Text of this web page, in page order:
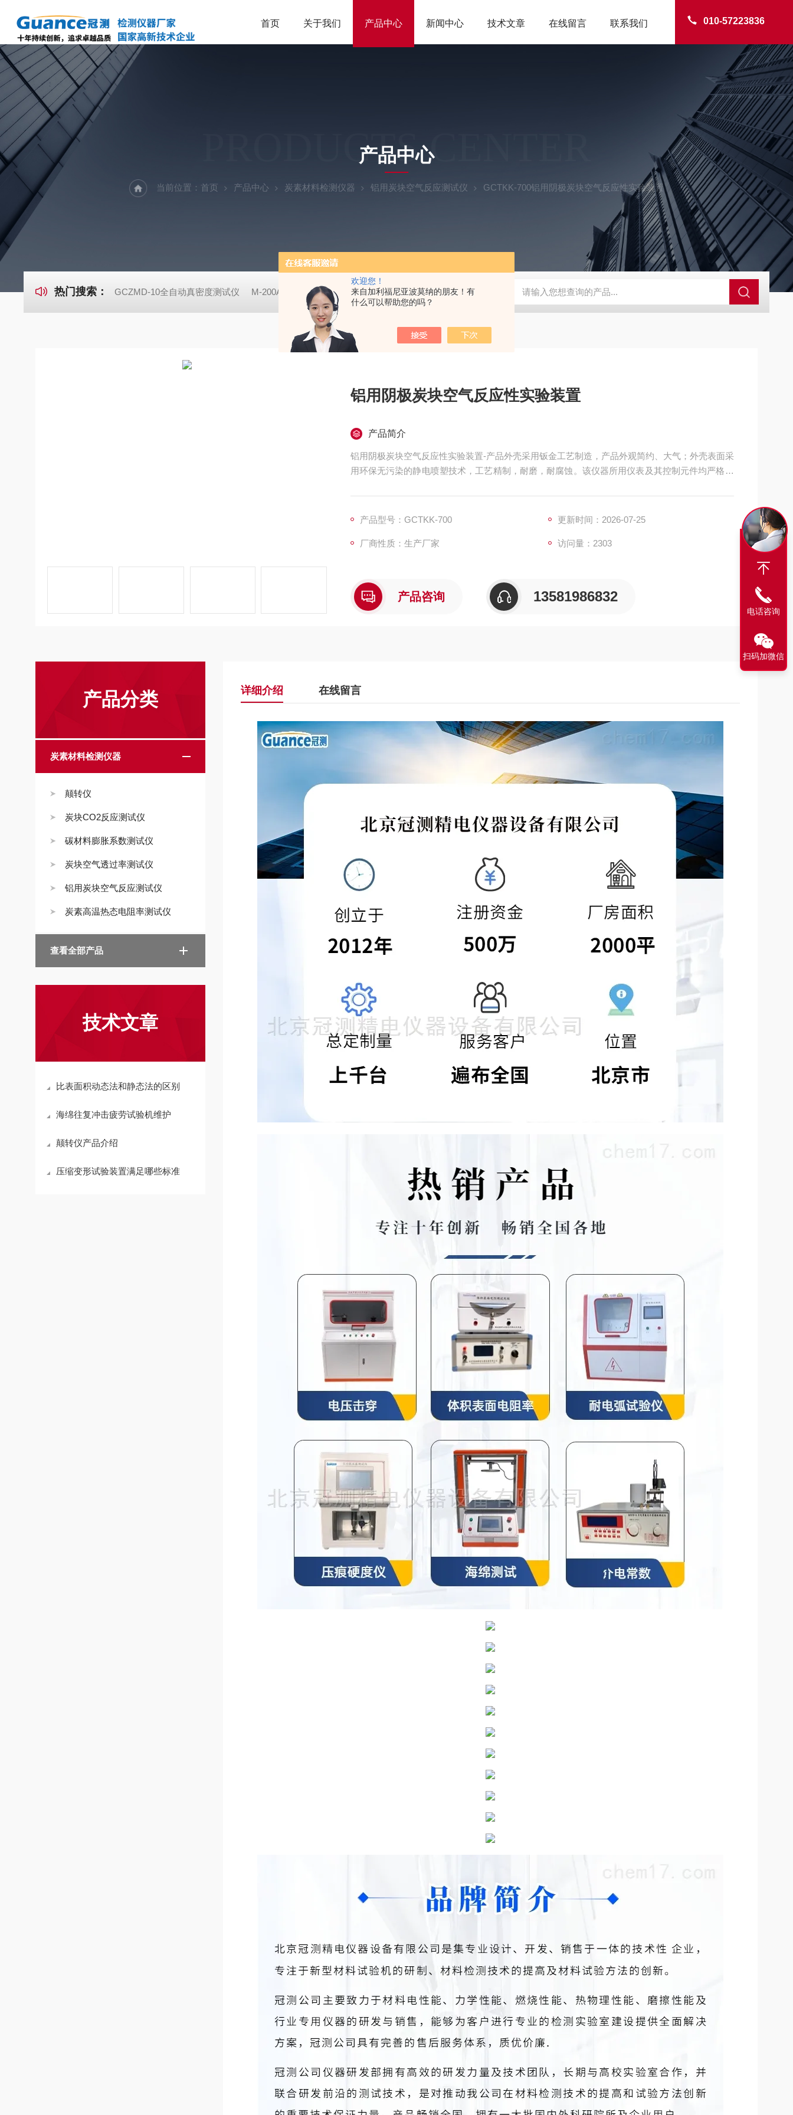
欢迎您！
来自加利福尼亚波莫纳的朋友！有
什么可以帮助您的吗？
010-57223836
首页 关于我们 产品中心 新闻中心 技术文章 在线留言 联系我们
PRODUCTS CENTER
产品中心
当前位置： 首页 产品中心 炭素材料检测仪器 铝用炭块空气反应测试仪 GCTKK-700铝用阴极炭块空气反应性实验装置
热门搜索： GCZMD-10全自动真密度测试仪 M-200A微动摩擦磨损实验机 GCDDJ-50Kv电压击穿试验仪-微机控制 GCDDJ-50Kv绝缘材料电压击穿强度试验机 GCDDJ-100Kv
铝用阴极炭块空气反应性实验装置
产品简介
铝用阴极炭块空气反应性实验装置-产品外壳采用钣金工艺制造，产品外观简约、大气；外壳表面采
用环保无污染的静电喷塑技术，工艺精制，耐磨，耐腐蚀。该仪器所用仪表及其控制元件均严格测
产品型号：GCTKK-700 更新时间：2026-07-25
厂商性质：生产厂家 访问量：2303
产品咨询 13581986832
产品分类
炭素材料检测仪器
颠转仪
炭块CO2反应测试仪
碳材料膨胀系数测试仪
炭块空气透过率测试仪
铝用炭块空气反应测试仪
炭素高温热态电阻率测试仪
查看全部产品
技术文章
比表面积动态法和静态法的区别
海绵往复冲击疲劳试验机维护
颠转仪产品介绍
压缩变形试验装置满足哪些标准
详细介绍 在线留言
电话咨询
扫码加微信